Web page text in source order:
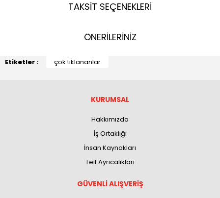
TAKSİT SEÇENEKLERİ
ÖNERİLERİNİZ
Etiketler : çok tıklananlar
KURUMSAL
Hakkımızda
İş Ortaklığı
İnsan Kaynakları
Teif Ayrıcalıkları
GÜVENLİ ALIŞVERİŞ